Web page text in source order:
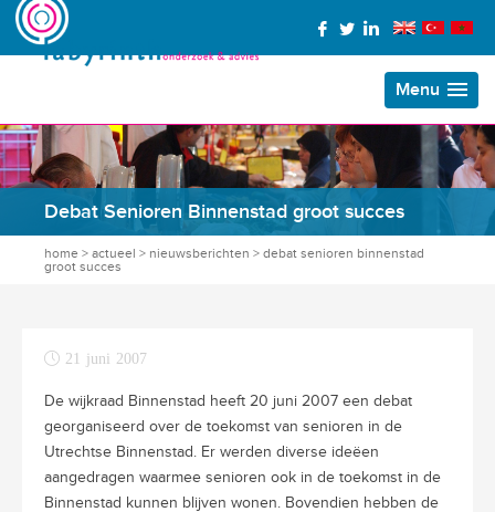
Menu
Debat Senioren Binnenstad groot succes
home > actueel > nieuwsberichten > debat senioren binnenstad
groot succes
21 juni 2007
De wijkraad Binnenstad heeft 20 juni 2007 een debat
georganiseerd over de toekomst van senioren in de
Utrechtse Binnenstad. Er werden diverse ideëen
aangedragen waarmee senioren ook in de toekomst in de
Binnenstad kunnen blijven wonen. Bovendien hebben de